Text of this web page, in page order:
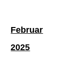
Februar
2025